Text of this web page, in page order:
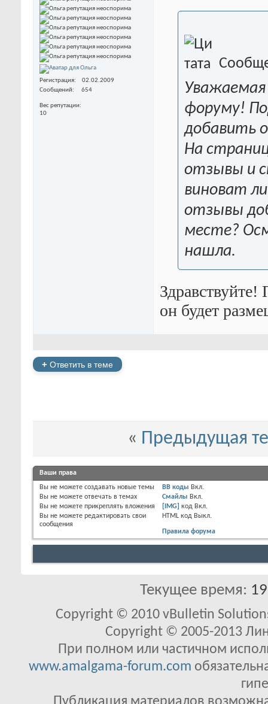
Регистрация
02.02.2009
Сообщений
654
Вес репутации
10
Уважаемая
форуму!
добавить
На
отзывы и
виноват
отзывы
месте?
нашла.
он будет
+ Ответить в теме
« Предыдущая
Ваши права
Вы не можете создавать новые темы
Вы не можете отвечать в темах
Вы не можете прикреплять вложения
Вы не можете редактировать свои
сообщения
BB коды Вкл.
Смайлы Вкл.
[IMG] код Вкл.
HTML код Выкл.
Правила форума
Текущее время:
Copyright © 2010 vBulletin
Copyright © 2005-2013
При полном или частичном
www.amalgama-forum.com